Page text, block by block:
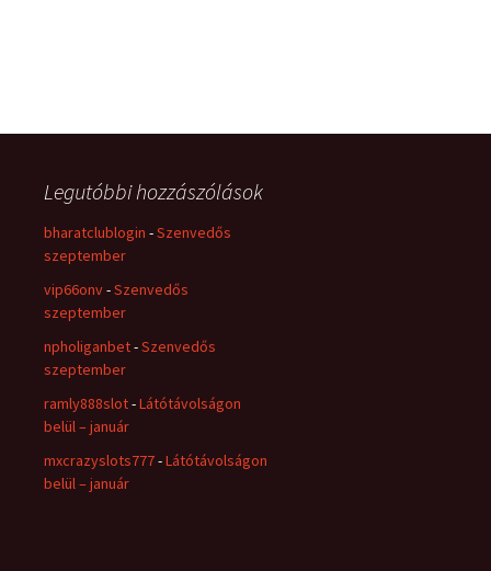
Legutóbbi hozzászólások
bharatclublogin -Szenvedős
szeptember
vip66onv-Szenvedős
szeptember
npholiganbet-Szenvedős
szeptember
ramly888slot-Látótávolságon
belül – január
mxcrazyslots777-Látótávolságon
belül – január